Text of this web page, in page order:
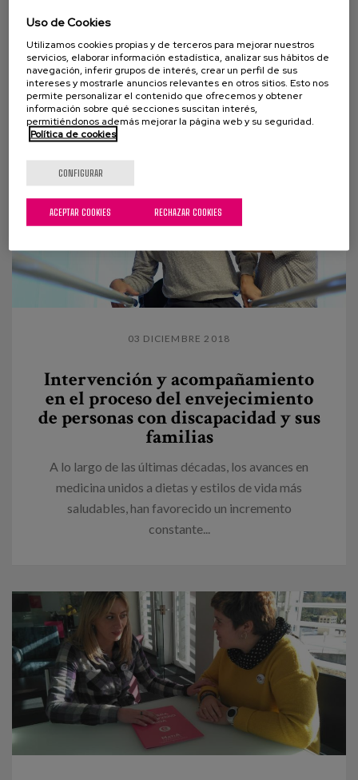
Esta mañana en Argixao nos despedíamos con una
pequeña ceremonia de Luis Pérez, una de las
personas que vivía en esta casa. Alguien muy
querido y...
03 DICIEMBRE 2018
Intervención y acompañamiento
en el proceso del envejecimiento
de personas con discapacidad y sus
familias
A lo largo de las últimas décadas, los avances en
medicina unidos a dietas y estilos de vida más
saludables, han favorecido un incremento
constante...
Uso de Cookies
Utilizamos cookies propias y de terceros para mejorar nuestros
servicios, elaborar información estadística, analizar sus hábitos de
navegación, inferir grupos de interés, crear un perfil de sus
intereses y mostrarle anuncios relevantes en otros sitios. Esto nos
permite personalizar el contenido que ofrecemos y obtener
información sobre qué secciones suscitan interés,
permitiéndonos además mejorar la página web y su seguridad.
Política de cookies
CONFIGURAR
RECHAZAR COOKIES
ACEPTAR COOKIES